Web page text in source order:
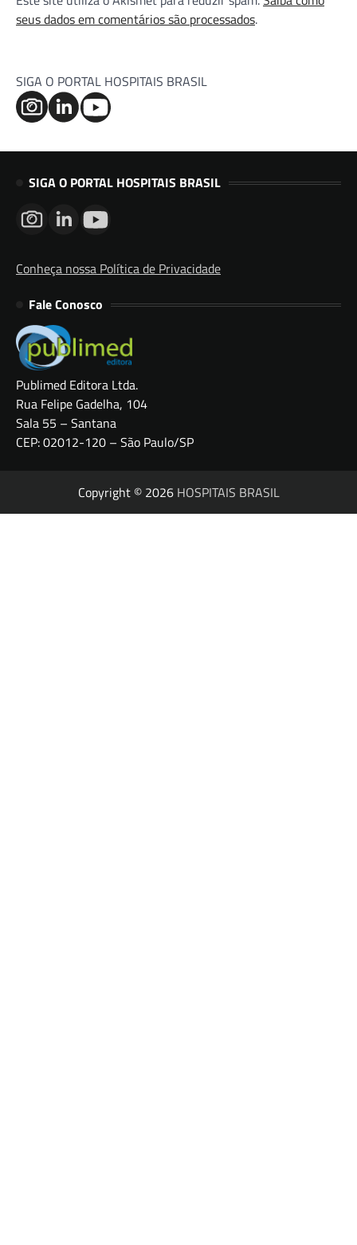
seus dados em comentários são processados.
SIGA O PORTAL HOSPITAIS BRASIL
SIGA O PORTAL HOSPITAIS BRASIL
Conheça nossa Política de Privacidade
Fale Conosco
Publimed Editora Ltda.
Rua Felipe Gadelha, 104
Sala 55 – Santana
CEP: 02012-120 – São Paulo/SP
Copyright © 2026 HOSPITAIS BRASIL